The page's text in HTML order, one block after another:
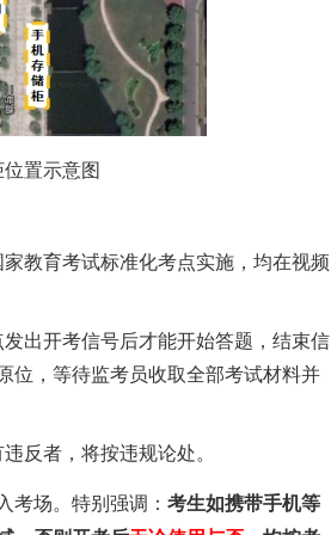
置示意图
家教育考试标准化考点实施，均在视频
出开考信号后才能开始答题，结束信
位，等待监考员收取全部考试材料并
反者，将按违规论处。
考场。特别强调： 考生如携带手机等